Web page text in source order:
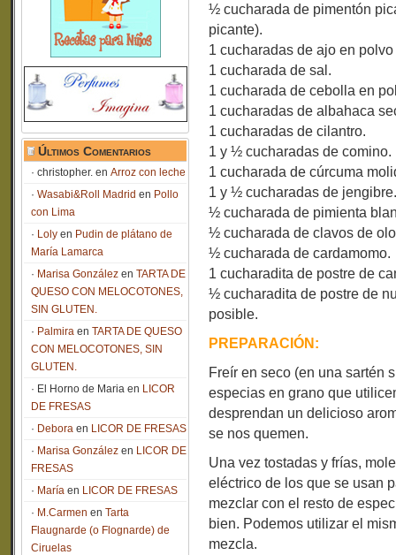
Últimos Comentarios
christopher. en Arroz con leche
Wasabi&Roll Madrid en Pollo
con Lima
Loly en Pudin de plátano de
María Lamarca
Marisa González en TARTA DE
QUESO CON MELOCOTONES,
SIN GLUTEN.
Palmira en TARTA DE QUESO
CON MELOCOTONES, SIN
GLUTEN.
El Horno de Maria en LICOR
DE FRESAS
Debora en LICOR DE FRESAS
Marisa González en LICOR DE
FRESAS
María en LICOR DE FRESAS
M.Carmen en Tarta
Flaugnarde (o Flognarde) de
Ciruelas
½ cucharada de pimentón
picante).
1 cucharadas de ajo en
1 cucharada de sal.
1 cucharada de cebolla en
1 cucharadas de albahaca
1 cucharadas de cilantro.
1 y ½ cucharadas de comino.
1 cucharada de cúrcuma
1 y ½ cucharadas de jengibre.
½ cucharada de pimienta
½ cucharada de clavos de
½ cucharada de cardamomo.
1 cucharadita de postre de
½ cucharadita de postre de
posible.
PREPARACIÓN:
Freír en seco (en una sartén
especias en grano que
desprendan un delicioso
se nos quemen.
Una vez tostadas y frías,
eléctrico de los que se usan
mezclar con el resto de
bien. Podemos utilizar el
mezcla.